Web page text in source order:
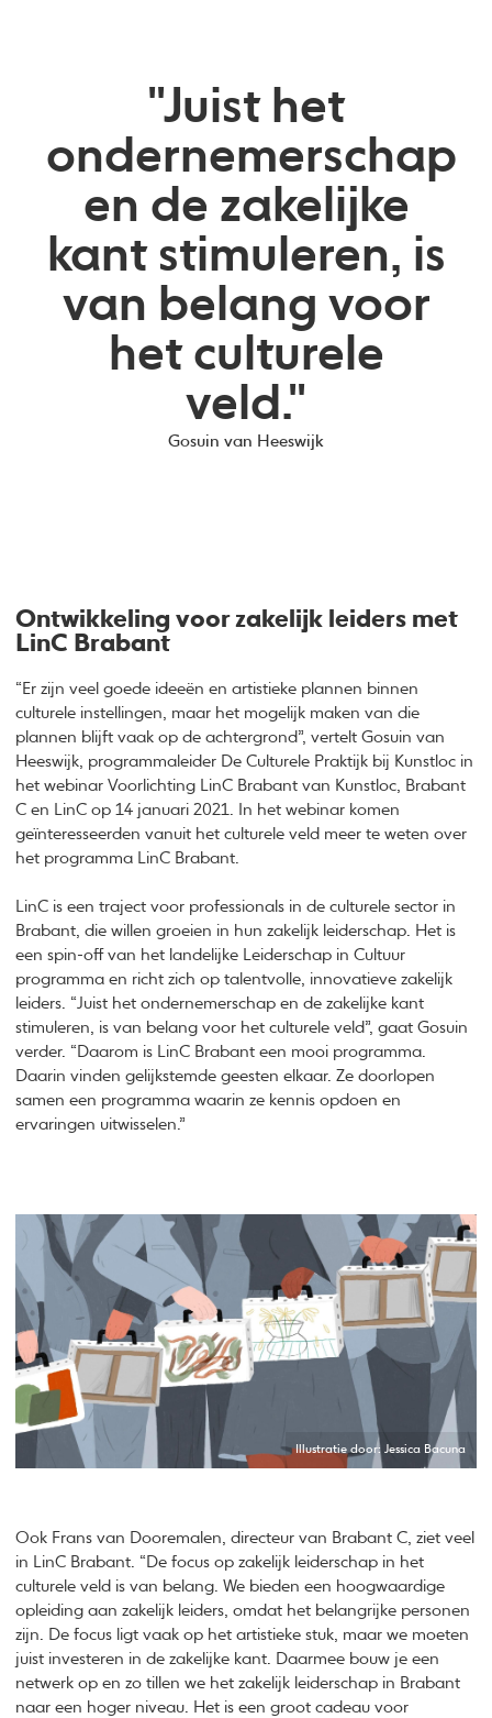
"Juist het
ondernemerschap
en de zakelijke
kant stimuleren, is
van belang voor
het culturele
veld."
Gosuin van Heeswijk
Ontwikkeling voor zakelijk leiders met
LinC Brabant
“Er zijn veel goede ideeën en artistieke plannen binnen
culturele instellingen, maar het mogelijk maken van die
plannen blijft vaak op de achtergrond”, vertelt Gosuin van
Heeswijk, programmaleider De Culturele Praktijk bij Kunstloc in
het webinar Voorlichting LinC Brabant van Kunstloc, Brabant
C en LinC op 14 januari 2021. In het webinar komen
geïnteresseerden vanuit het culturele veld meer te weten over
het programma LinC Brabant.
LinC is een traject voor professionals in de culturele sector in
Brabant, die willen groeien in hun zakelijk leiderschap. Het is
een spin-off van het landelijke Leiderschap in Cultuur
programma en richt zich op talentvolle, innovatieve zakelijk
leiders. “Juist het ondernemerschap en de zakelijke kant
stimuleren, is van belang voor het culturele veld”, gaat Gosuin
verder. “Daarom is LinC Brabant een mooi programma.
Daarin vinden gelijkstemde geesten elkaar. Ze doorlopen
samen een programma waarin ze kennis opdoen en
ervaringen uitwisselen.”
Illustratie door: Jessica Bacuna
Ook Frans van Dooremalen, directeur van Brabant C, ziet veel
in LinC Brabant. “De focus op zakelijk leiderschap in het
culturele veld is van belang. We bieden een hoogwaardige
opleiding aan zakelijk leiders, omdat het belangrijke personen
zijn. De focus ligt vaak op het artistieke stuk, maar we moeten
juist investeren in de zakelijke kant. Daarmee bouw je een
netwerk op en zo tillen we het zakelijk leiderschap in Brabant
naar een hoger niveau. Het is een groot cadeau voor